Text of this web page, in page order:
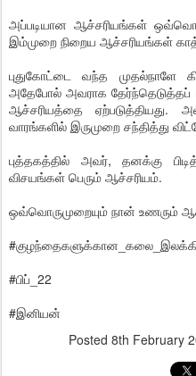
அப்படியான ஆச்சரியங்கள்
இம்முறை நிறைய ஆச்சரியங்கள்
புதுகோட்டை வந்த முதல்நாளே
அதேபோல் அவராக
ஆச்சரியத்தை ஏற்படுத்தியது.
வாரங்களில் இருமுறை சந்தித்து
புத்தகத்தில் அவர், தனக்கு
விசயங்கள் பெரும் ஆச்சரியம்.
ஒவ்வொருமுறையும் நான் உணரும்
#பிப்_22
#இனியன்
Posted 8th February